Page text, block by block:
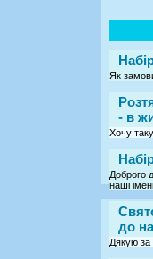
Як
- в
Хочу
Доброго
наші
до
Дякую за